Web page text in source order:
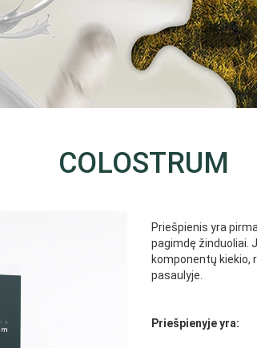
COLOSTRUM
Priešpienis yra
pagimdę žinduoliai.
komponentų kiekio,
pasaulyje.
Priešpienyje yra: